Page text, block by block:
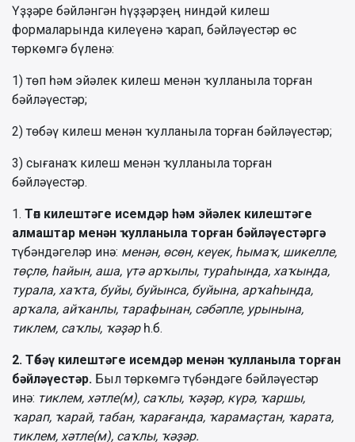
Үҙҙəре бəйлəнгəн һүҙҙəрҙең ниндəй килеш
формаларында килеүенə ҡарап, бəйлəүестəр өс
төркөмгə бүленə:
1) төп һəм эйəлек килеш менəн ҡулланыла торған
бəйлəүестəр;
2) төбəү килеш менəн ҡулланыла торған бəйлəүестəр;
3) сығанаҡ килеш менəн ҡулланыла торған
бəйлəүестəр.
1. Төп килештəге исемдəр һəм эйəлек килештəге
алмаштар менəн ҡулланыла торған бəйлəүестəргə
түбəндəгелəр инə: менəн, өсөн, кеүек, һымаҡ, шикелле,
төҫлө, һайын, аша, үтə арҡылы, тураһында, хаҡында,
турала, хаҡта, буйы, буйынса, буйына, арҡаһында,
арҡала, айҡанлы, тарафынан, сəбəпле, урынына,
тиклем, саҡлы, ҡəҙəр һ.б.
2. Төбəү килештəге исемдəр менəн ҡулланыла торған
бəйлəүестəр. Был төркөмгə түбəндəге бəйлəүестəр
инə: тиклем, хəтле(м), саҡлы, ҡəҙəр, күрə, ҡаршы,
ҡарап, ҡарай, табан, ҡарағанда, ҡарамаҫтан, ҡарата,
тиклем, хəтле(м), саҡлы, ҡəҙəр.